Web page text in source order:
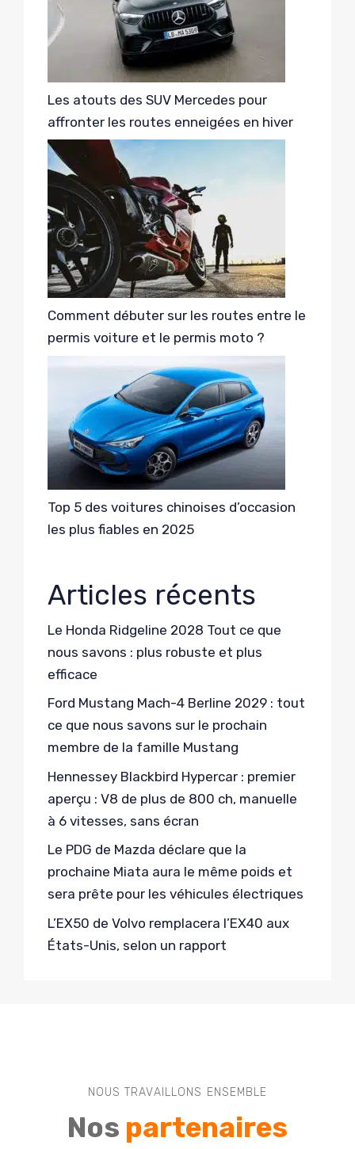
Les atouts des SUV Mercedes pour
affronter les routes enneigées en hiver
Comment débuter sur les routes entre le
permis voiture et le permis moto ?
Top 5 des voitures chinoises d’occasion
les plus fiables en 2025
Articles récents
Le Honda Ridgeline 2028 Tout ce que
nous savons : plus robuste et plus
efficace
Ford Mustang Mach-4 Berline 2029 : tout
ce que nous savons sur le prochain
membre de la famille Mustang
Hennessey Blackbird Hypercar : premier
aperçu : V8 de plus de 800 ch, manuelle
à 6 vitesses, sans écran
Le PDG de Mazda déclare que la
prochaine Miata aura le même poids et
sera prête pour les véhicules électriques
L’EX50 de Volvo remplacera l’EX40 aux
États-Unis, selon un rapport
NOUS TRAVAILLONS ENSEMBLE
Nos partenaires